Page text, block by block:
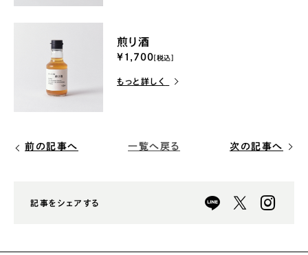
煎り酒
¥1,700 [税込]
もっと詳しく
前の記事へ 一覧へ戻る 次の記事へ
記事をシェアする